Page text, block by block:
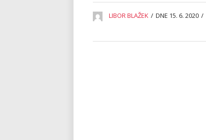
LIBOR BLAŽEK / DNE 15. 6. 2020 /